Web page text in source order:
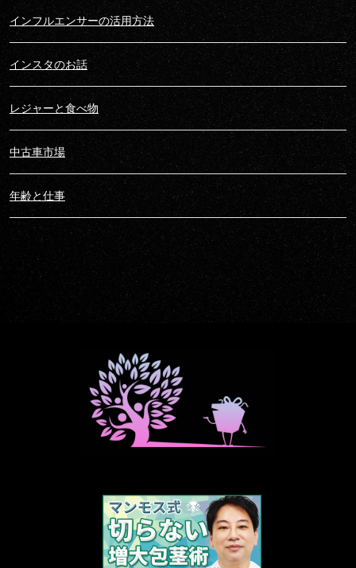
インフルエンサーの活用方法
インスタのお話
レジャーと食べ物
中古車市場
年齢と仕事